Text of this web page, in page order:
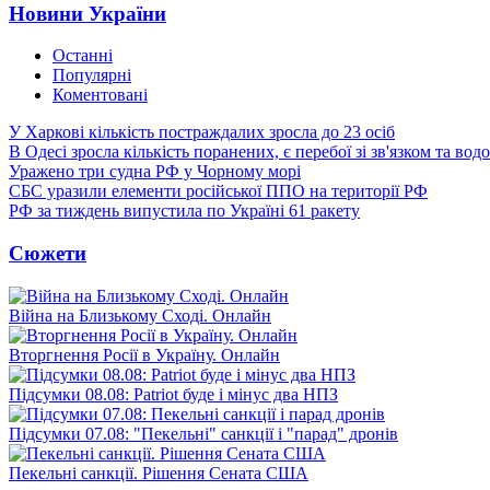
Новини України
Останні
Популярні
Коментовані
У Харкові кількість постраждалих зросла до 23 осіб
В Одесі зросла кількість поранених, є перебої зі зв'язком та
Уражено три судна РФ у Чорному морі
СБС уразили елементи російської ППО на території РФ
РФ за тиждень випустила по Україні 61 ракету
Сюжети
Війна на Близькому Сході. Онлайн
Вторгнення Росії в Україну. Онлайн
Підсумки 08.08: Patriot буде і мінус два НПЗ
Підсумки 07.08: "Пекельні" санкції і "парад" дронів
Пекельні санкції. Рішення Сената США